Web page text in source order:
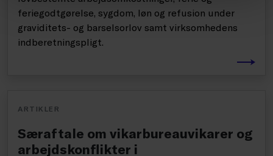
feriegodtgørelse, sygdom, løn og refusion under
graviditets- og barselsorlov samt virksomhedens
indberetningspligt.
ARTIKLER
Særaftale om vikarbureauvikarer og
arbejdskonflikter i